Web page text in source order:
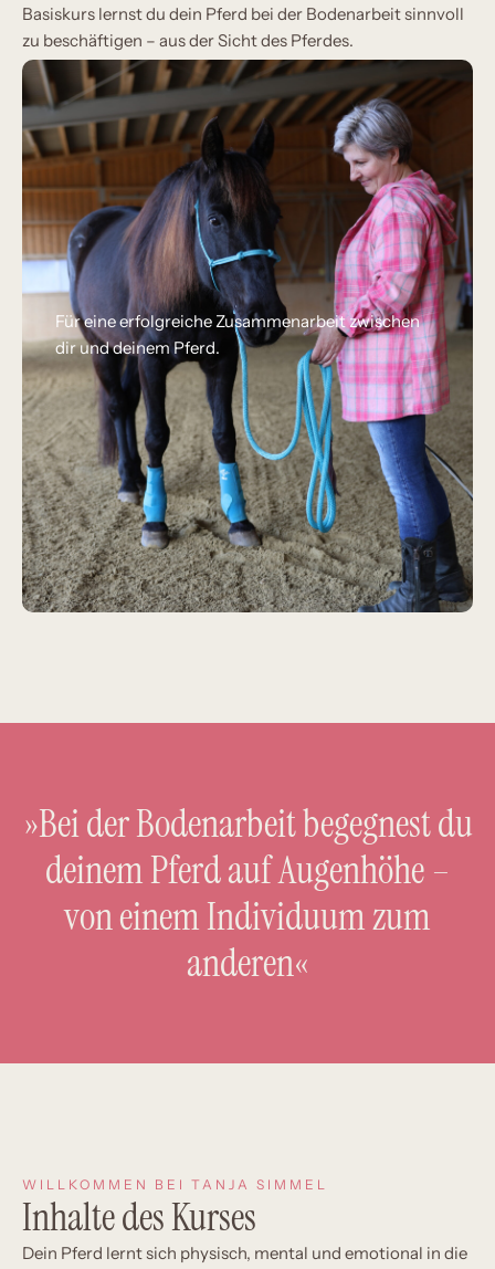
Für eine erfolgreiche Zusammenarbeit zwischen
dir und deinem Pferd.
Basiskurs lernst du dein Pferd bei der Bodenarbeit sinnvoll
zu beschäftigen – aus der Sicht des Pferdes.
»Bei der Bodenarbeit begegnest du
deinem Pferd auf Augenhöhe –
von einem Individuum zum
anderen«
WILLKOMMEN BEI TANJA SIMMEL
Inhalte des Kurses
Dein Pferd lernt sich physisch, mental und emotional in die